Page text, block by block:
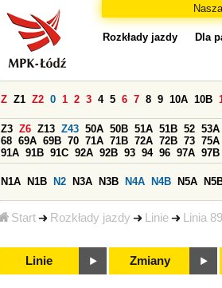
Start Rozkłady jazdy Linie Linia 89
Rozkłady jazdy Dla
Z Z1 Z2 0 1 2 3 4 5 6 7 8 9 10A 10B
Z3 Z6 Z13 Z43 50A 50B 51A 51B 52 53A
68 69A 69B 70 71A 71B 72A 72B 73 75A
91A 91B 91C 92A 92B 93 94 96 97A 97B
N1A N1B N2 N3A N3B N4A N4B N5A
Linie Zmiany